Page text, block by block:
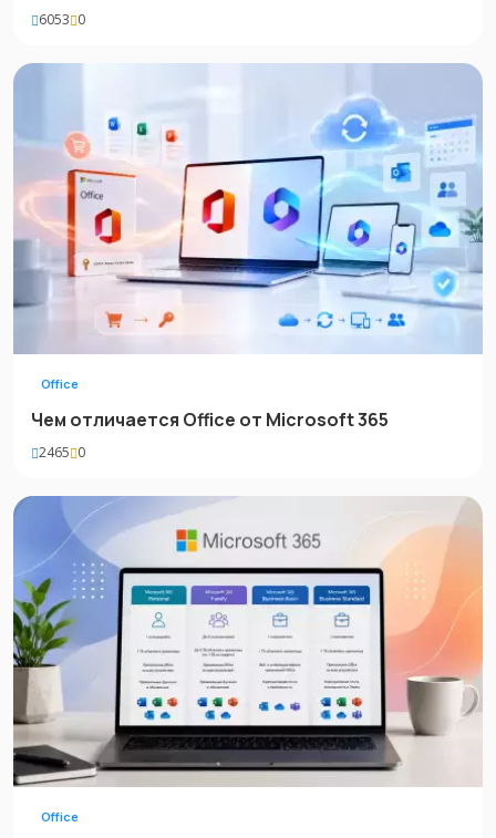
6053 0
Office
Чем отличается Office от Microsoft 365
2465 0
Office